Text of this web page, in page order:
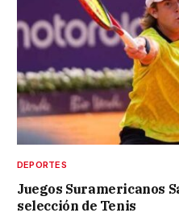
DEPORTES
Juegos Suramericanos
selección de Tenis